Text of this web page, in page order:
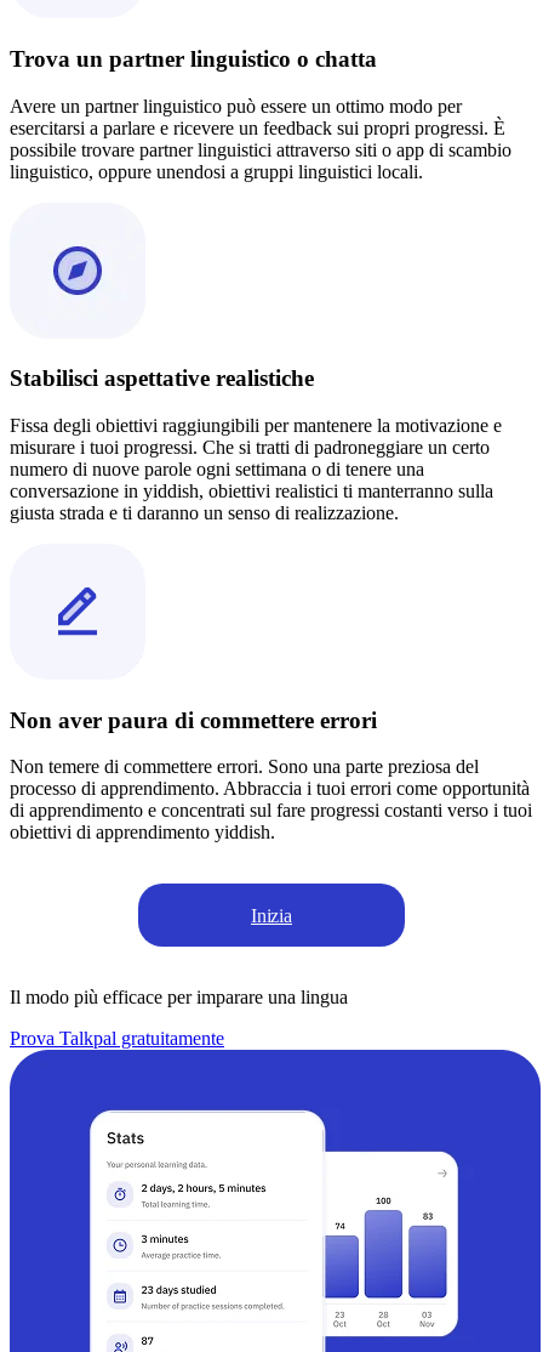
Trova un partner linguistico o chatta
Avere un partner linguistico può essere un ottimo modo per
esercitarsi a parlare e ricevere un feedback sui propri progressi. È
possibile trovare partner linguistici attraverso siti o app di scambio
linguistico, oppure unendosi a gruppi linguistici locali.
Stabilisci aspettative realistiche
Fissa degli obiettivi raggiungibili per mantenere la motivazione e
misurare i tuoi progressi. Che si tratti di padroneggiare un certo
numero di nuove parole ogni settimana o di tenere una
conversazione in yiddish, obiettivi realistici ti manterranno sulla
giusta strada e ti daranno un senso di realizzazione.
Non aver paura di commettere errori
Non temere di commettere errori. Sono una parte preziosa del
processo di apprendimento. Abbraccia i tuoi errori come opportunità
di apprendimento e concentrati sul fare progressi costanti verso i tuoi
obiettivi di apprendimento yiddish.
Inizia
Il modo più efficace per imparare una lingua
Prova Talkpal gratuitamente